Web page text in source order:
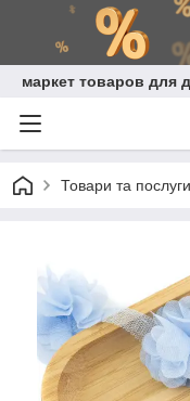
маркет товаров для
Товари та послуги